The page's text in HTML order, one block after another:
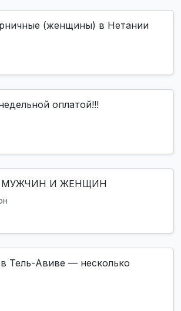
(женщины) в Нетании
оплатой!!!
МУЖЧИН И ЖЕНЩИН
Тель-Авиве — несколько